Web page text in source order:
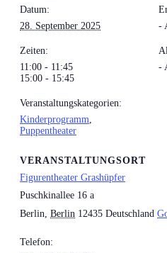
Datum:
28. September 2025
Zeiten:
11:00 - 11:45
15:00 - 15:45
Veranstaltungskategorien:
Kinderprogramm,
Puppentheater
VERANSTALTUNGSORT
Figurentheater Grashüpfer
Puschkinallee 16 a
Berlin Berlin 12435 Deutschland
Telefon:
-
-